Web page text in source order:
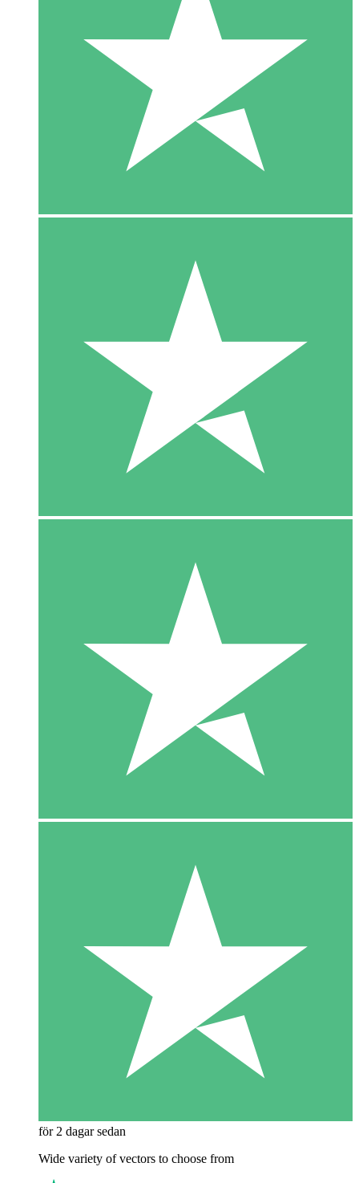
för 2 dagar sedan
Wide variety of vectors to choose from